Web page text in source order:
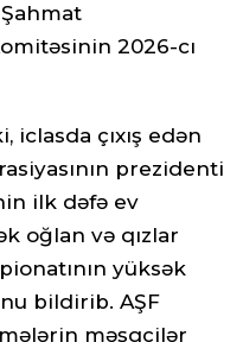
2026-cı
iclasda çıxış edən
prezidenti
ilk dəfə ev
oğlan və qızlar
yüksək
bildirib. AŞF
məşqçilər